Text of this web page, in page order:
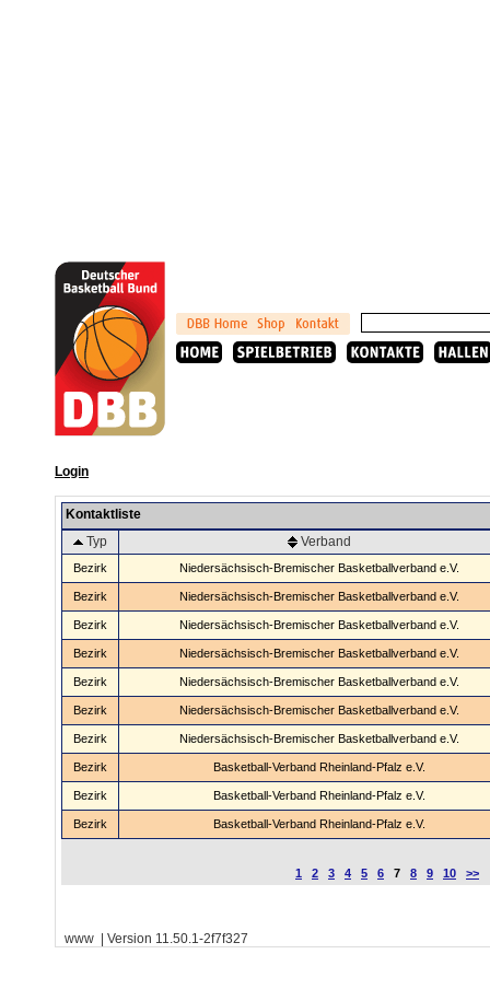
Login
Kontaktliste
Typ
Verband
Bezirk Niedersächsisch-Bremischer Basketballverband e.V.
Bezirk Niedersächsisch-Bremischer Basketballverband e.V.
Bezirk Niedersächsisch-Bremischer Basketballverband e.V.
Bezirk Niedersächsisch-Bremischer Basketballverband e.V.
Bezirk Niedersächsisch-Bremischer Basketballverband e.V.
Bezirk Niedersächsisch-Bremischer Basketballverband e.V.
Bezirk Niedersächsisch-Bremischer Basketballverband e.V.
Bezirk Basketball-Verband Rheinland-Pfalz e.V.
Bezirk Basketball-Verband Rheinland-Pfalz e.V.
Bezirk Basketball-Verband Rheinland-Pfalz e.V.
1 2 3 4 5 6 7 8 9 10 >>
www | Version 11.50.1-2f7f327